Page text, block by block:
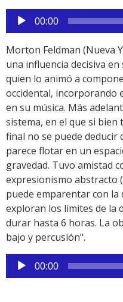
Reproductor
de
audio
00:00
Morton Feldman (Nueva
una influencia decisiva en
quien lo animó a
occidental, incorporando
en su música. Más
sistema, en el que si
final no se puede deducir
parece flotar en un
gravedad. Tuvo amistad
expresionismo abstracto
puede emparentar con la
exploran los límites de la
durar hasta 6 horas. La
bajo y percusión".
Reproductor
de
00:00